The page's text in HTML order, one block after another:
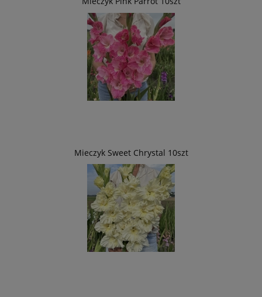
Mieczyk Sweet Chrystal 10szt